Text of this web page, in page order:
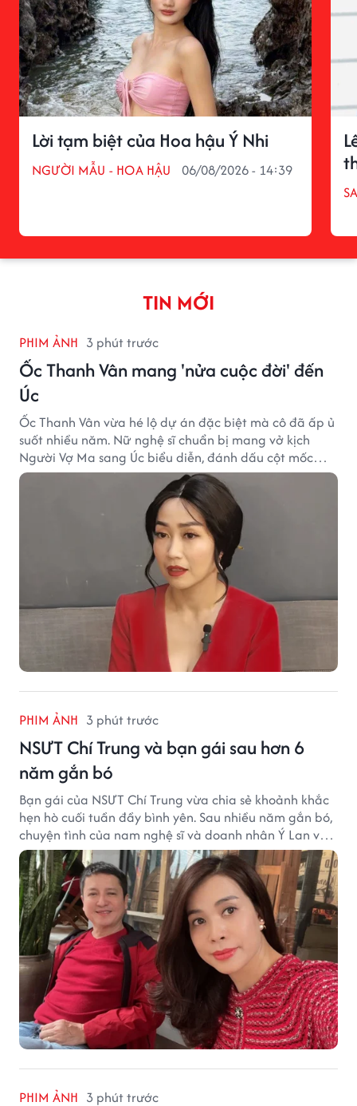
Lời tạm biệt của Hoa hậu Ý Nhi
NGƯỜI MẪU - HOA HẬU 06/08/2026 - 14:39
TIN MỚI
PHIM ẢNH 3 phút trước
Ốc Thanh Vân mang 'nửa cuộc đời' đến
Úc
Ốc Thanh Vân vừa hé lộ dự án đặc biệt mà cô đã ấp ủ
suốt nhiều năm. Nữ nghệ sĩ chuẩn bị mang vở kịch
Người Vợ Ma sang Úc biểu diễn, đánh dấu cột mốc
đáng nhớ trong hành trình làm nghề.
PHIM ẢNH 3 phút trước
NSƯT Chí Trung và bạn gái sau hơn 6
năm gắn bó
Bạn gái của NSƯT Chí Trung vừa chia sẻ khoảnh khắc
hẹn hò cuối tuần đầy bình yên. Sau nhiều năm gắn bó,
chuyện tình của nam nghệ sĩ và doanh nhân Ý Lan vẫn
nhận được sự quan tâm từ công chúng.
PHIM ẢNH 3 phút trước